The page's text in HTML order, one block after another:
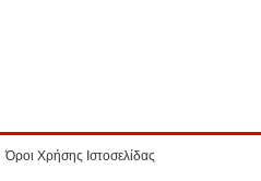
Όροι Χρήσης Ιστοσελίδας